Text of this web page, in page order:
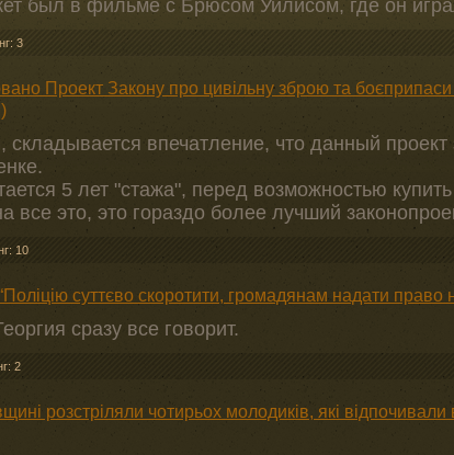
был в фильме с Брюсом Уилисом, где он
3
Проект Закону про цивільну зброю та
складывается впечатление, что данный проект
5 лет "стажа", перед возможностью
все это, это гораздо более лучший
10
“Поліцію суттєво скоротити, громадянам надати право
сразу все говорит.
2
розстріляли чотирьох молодиків, які